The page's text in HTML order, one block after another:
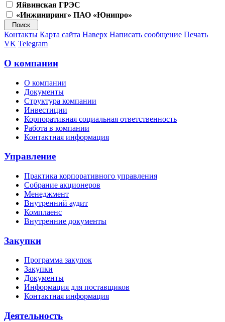
Яйвинская ГРЭС
«Инжиниринг» ПАО «Юнипро»
Контакты Карта сайта Наверх Написать сообщение Печать
VK Telegram
О компании
О компании
Документы
Структура компании
Инвестиции
Корпоративная социальная ответственность
Работа в компании
Контактная информация
Управление
Практика корпоративного управления
Собрание акционеров
Менеджмент
Внутренний аудит
Комплаенс
Внутренние документы
Закупки
Программа закупок
Закупки
Документы
Информация для поставщиков
Контактная информация
Деятельность